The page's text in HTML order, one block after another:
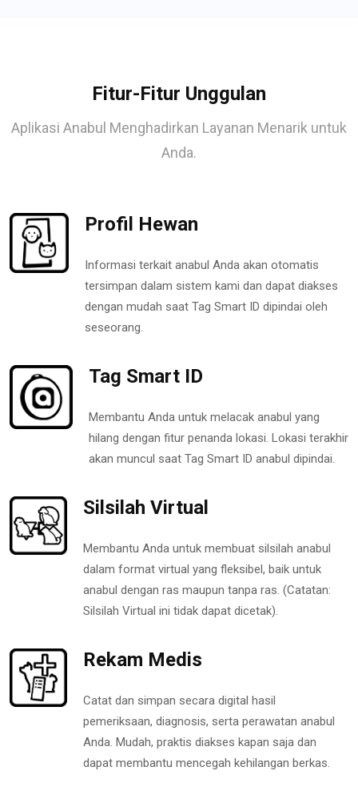
Fitur-Fitur Unggulan
Aplikasi Anabul Menghadirkan Layanan Menarik untuk
Anda.
Profil Hewan
Informasi terkait anabul Anda akan otomatis
tersimpan dalam sistem kami dan dapat diakses
dengan mudah saat Tag Smart ID dipindai oleh
seseorang.
Tag Smart ID
Membantu Anda untuk melacak anabul yang
hilang dengan fitur penanda lokasi. Lokasi terakhir
akan muncul saat Tag Smart ID anabul dipindai.
Silsilah Virtual
Membantu Anda untuk membuat silsilah anabul
dalam format virtual yang fleksibel, baik untuk
anabul dengan ras maupun tanpa ras. (Catatan:
Silsilah Virtual ini tidak dapat dicetak).
Rekam Medis
Catat dan simpan secara digital hasil
pemeriksaan, diagnosis, serta perawatan anabul
Anda. Mudah, praktis diakses kapan saja dan
dapat membantu mencegah kehilangan berkas.